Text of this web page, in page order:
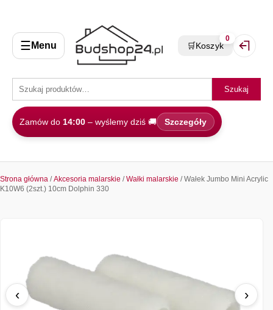
☰ Menu
Szukaj
Zamów do 14:00 – wyślemy dziś 🚚 Szczegóły
🛒Koszyk
0
Strona główna /Akcesoria malarskie /Wałki malarskie / Wałek Jumbo Mini Acrylic
K10W6 (2szt.) 10cm Dolphin 330
‹ ›